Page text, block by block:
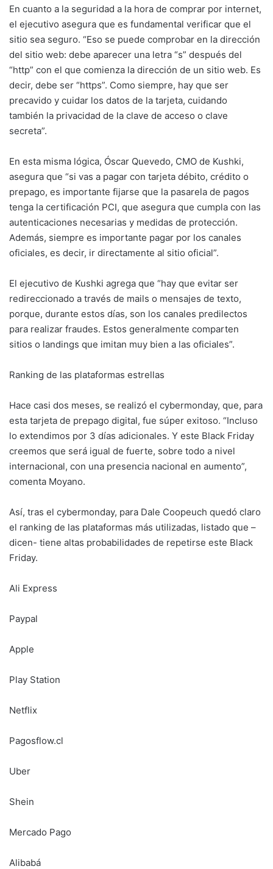
En cuanto a la seguridad a la hora de comprar por internet,
el ejecutivo asegura que es fundamental verificar que el
sitio sea seguro. “Eso se puede comprobar en la dirección
del sitio web: debe aparecer una letra “s” después del
“http” con el que comienza la dirección de un sitio web. Es
decir, debe ser “https”. Como siempre, hay que ser
precavido y cuidar los datos de la tarjeta, cuidando
también la privacidad de la clave de acceso o clave
secreta”.
En esta misma lógica, Óscar Quevedo, CMO de Kushki,
asegura que “si vas a pagar con tarjeta débito, crédito o
prepago, es importante fijarse que la pasarela de pagos
tenga la certificación PCI, que asegura que cumpla con las
autenticaciones necesarias y medidas de protección.
Además, siempre es importante pagar por los canales
oficiales, es decir, ir directamente al sitio oficial”.
El ejecutivo de Kushki agrega que “hay que evitar ser
redireccionado a través de mails o mensajes de texto,
porque, durante estos días, son los canales predilectos
para realizar fraudes. Estos generalmente comparten
sitios o landings que imitan muy bien a las oficiales”.
Ranking de las plataformas estrellas
Hace casi dos meses, se realizó el cybermonday, que, para
esta tarjeta de prepago digital, fue súper exitoso. “Incluso
lo extendimos por 3 días adicionales. Y este Black Friday
creemos que será igual de fuerte, sobre todo a nivel
internacional, con una presencia nacional en aumento”,
comenta Moyano.
Así, tras el cybermonday, para Dale Coopeuch quedó claro
el ranking de las plataformas más utilizadas, listado que –
dicen- tiene altas probabilidades de repetirse este Black
Friday.
Ali Express
Paypal
Apple
Play Station
Netflix
Pagosflow.cl
Uber
Shein
Mercado Pago
Alibabá